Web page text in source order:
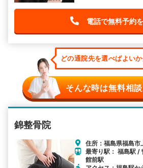
電話で無料予約
どの通院先を選べばよい
そんな時は無料相
錦整骨院
住所：福島県福島市
最寄り駅： 福島駅 /
館前駅